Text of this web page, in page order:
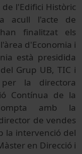
l'Edifici Històric
acull l'acte de
finalitzat els
d'Economia i
està presidida
Grup UB, TIC i
per la directora
Contínua de la
amb la
de vendes
la intervenció del
en Direcció i